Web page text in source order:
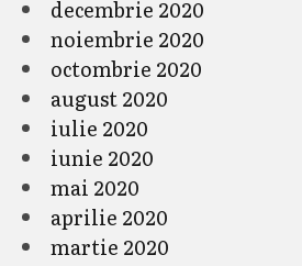
decembrie 2020
noiembrie 2020
octombrie 2020
august 2020
iulie 2020
iunie 2020
mai 2020
aprilie 2020
martie 2020